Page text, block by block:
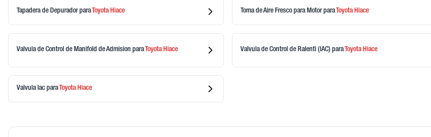
Tapadera de Depurador para ToyotaHiace Toma de Aire Fresco para Motor para ToyotaHiace
Valvula de Control de Manifold de Admision para ToyotaHiace Valvula de Control de Ralenti (IAC) para ToyotaHiace
Valvula Iac para ToyotaHiace